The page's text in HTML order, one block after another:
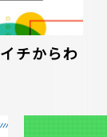
チからわ